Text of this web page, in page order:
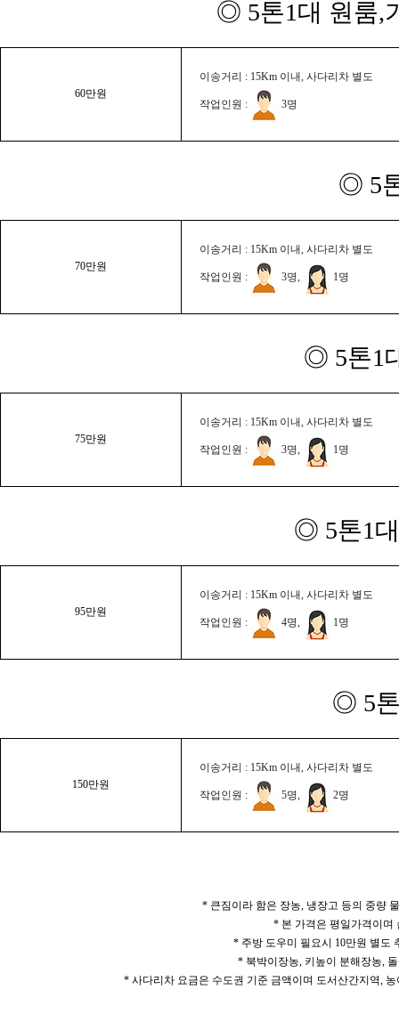
◎ 5톤1대 원룸,
60만원
이송거리 : 15Km 이내, 사다리차 별도
작업인원 : 3명
◎ 5
70만원
이송거리 : 15Km 이내, 사다리차 별도
작업인원 : 3명, 1명
◎ 5톤1
75만원
이송거리 : 15Km 이내, 사다리차 별도
작업인원 : 3명, 1명
◎ 5톤1
95만원
이송거리 : 15Km 이내, 사다리차 별도
작업인원 : 4명, 1명
◎ 5
150만원
이송거리 : 15Km 이내, 사다리차 별도
작업인원 : 5명, 2명
* 큰짐이라 함은 장농, 냉장고 등의 중량
* 본 가격은 평일가격이며
* 주방 도우미 필요시 10만원 별도
* 북박이장농, 키높이 분해장농,
* 사다리차 요금은 수도권 기준 금액이며 도서산간지역,